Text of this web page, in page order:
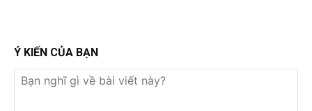
Ý KIẾN CỦA BẠN